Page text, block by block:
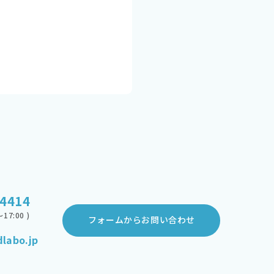
17:00 ) フォームからお問い合わせ